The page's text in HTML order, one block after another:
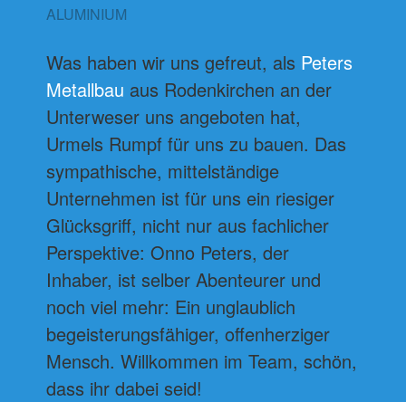
ALUMINIUM
Was haben wir uns gefreut, als Peters
Metallbau aus Rodenkirchen an der
Unterweser uns angeboten hat,
Urmels Rumpf für uns zu bauen. Das
sympathische, mittelständige
Unternehmen ist für uns ein riesiger
Glücksgriff, nicht nur aus fachlicher
Perspektive: Onno Peters, der
Inhaber, ist selber Abenteurer und
noch viel mehr: Ein unglaublich
begeisterungsfähiger, offenherziger
Mensch. Willkommen im Team, schön,
dass ihr dabei seid!